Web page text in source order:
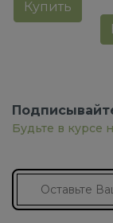
Купить
Будьте в курсе